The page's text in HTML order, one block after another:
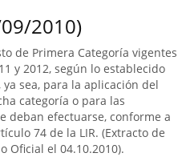
2010)
de Primera Categoría vigentes
y 2012, según lo establecido
ya sea, para la aplicación del
categoría o para las
deban efectuarse, conforme a
74 de la LIR. (Extracto de
Oficial el 04.10.2010).